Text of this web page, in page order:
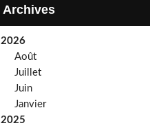
Archives
2026
Août
Juillet
Juin
Janvier
2025